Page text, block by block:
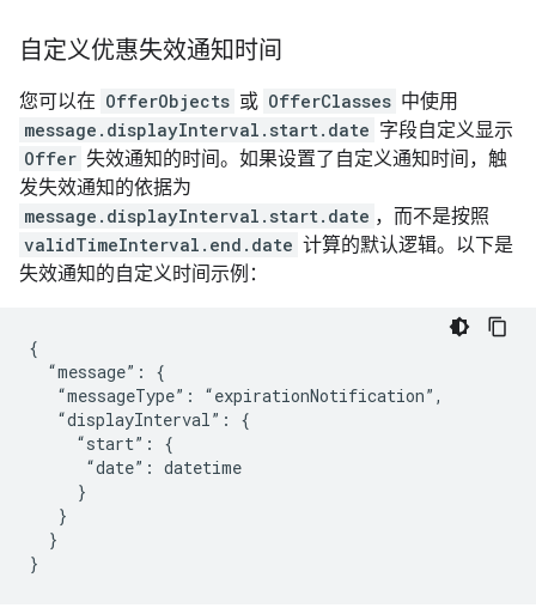
自定义优惠失效通知时间
您可以在 OfferObjects 或 OfferClasses 中使用
message.displayInterval.start.date 字段自定义显示
Offer 失效通知的时间。如果设置了自定义通知时间，触
发失效通知的依据为
message.displayInterval.start.date ，而不是按照
validTimeInterval.end.date 计算的默认逻辑。以下是
失效通知的自定义时间示例：
{
  “message”: {
   “messageType”: “expirationNotification”,
   “displayInterval”: {
     “start”: {
      “date”: datetime
     }
   }
  }
}